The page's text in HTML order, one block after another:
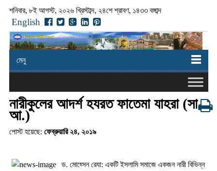
শনিবার, ৮ই আগস্ট, ২০২৬ খ্রিস্টাব্দ, ২৪শে শ্রাবণ, ১৪৩৩ বঙ্গাব্দ
English
মেনু
নারীকুলের আদর্শ হযরত ফাতেমা যাহরা (সা.
আ.)
পোস্ট হয়েছে: ফেব্রুয়ারি ২৪, ২০১৯
ড. মোহ্সেন রেযা: একটি ইসলামি সমাজে একজন নারী বিভিন্ন